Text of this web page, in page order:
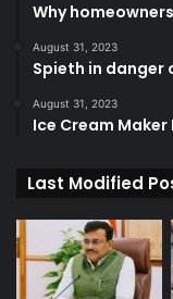
Why
August 31, 2023
Spieth in danger
August 31, 2023
Ice Cream
Last Modified